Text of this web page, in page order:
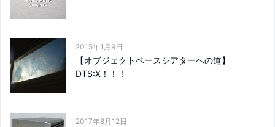
2015年1月9日
【オブジェクトベースシアターへの道】
DTS:X！！！
2017年8月12日